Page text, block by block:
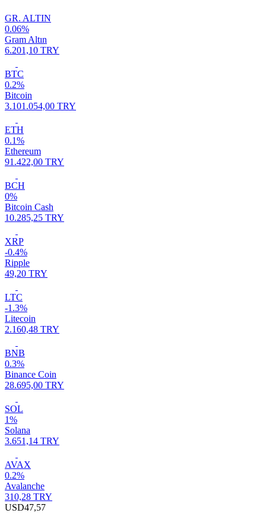
GR. ALTIN
0.06%
Gram Altın
6.201,10 TRY
BTC
0.2%
Bitcoin
3.101.054,00 TRY
ETH
0.1%
Ethereum
91.422,00 TRY
BCH
0%
Bitcoin Cash
10.285,25 TRY
XRP
-0.4%
Ripple
49,20 TRY
LTC
-1.3%
Litecoin
2.160,48 TRY
BNB
0.3%
Binance Coin
28.695,00 TRY
SOL
1%
Solana
3.651,14 TRY
AVAX
0.2%
Avalanche
310,28 TRY
USD47,57